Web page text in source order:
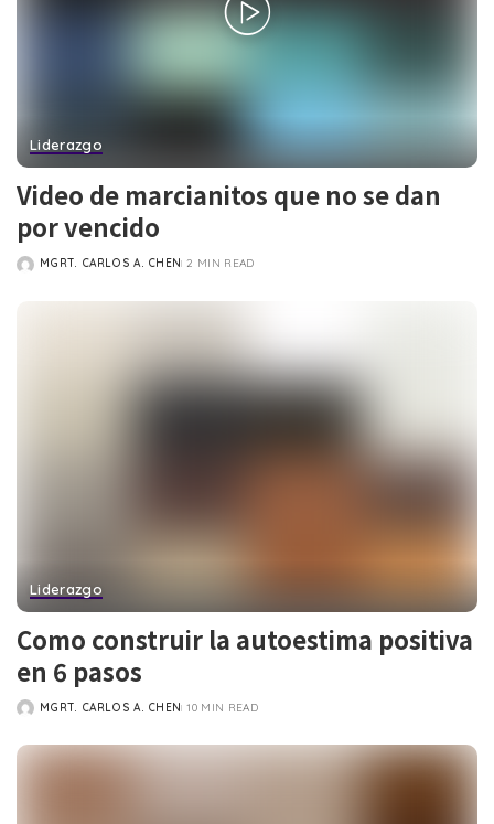
Liderazgo
Video de marcianitos que no se dan
por vencido
POSTED
MGRT. CARLOS A. CHEN 2 MIN READ
Liderazgo
Como construir la autoestima positiva
en 6 pasos
POSTED
MGRT. CARLOS A. CHEN 10 MIN READ